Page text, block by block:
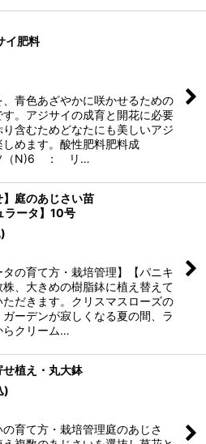
イ肥料
青色あざやかに咲かせるための
。アジサイの成育と開花に必要
含むためどなたにも美しいアジ
めます。酸性肥料肥料成
（N)6 ： リ…
】庭のあじさい苗
ラータ】10号
タの育て方・栽培管理】【パニキ
株、大きめの樹脂鉢に植え替えて
だきます。クリスマスローズの
ーデンが寂しくなる夏の間、ラ
らクリーム…
植え・丸大鉢
)
て方・栽培管理庭のあじさ